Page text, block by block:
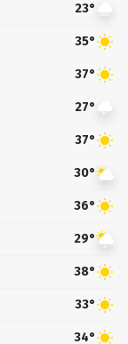
23°
35°
37°
27°
37°
30°
36°
29°
38°
33°
34°